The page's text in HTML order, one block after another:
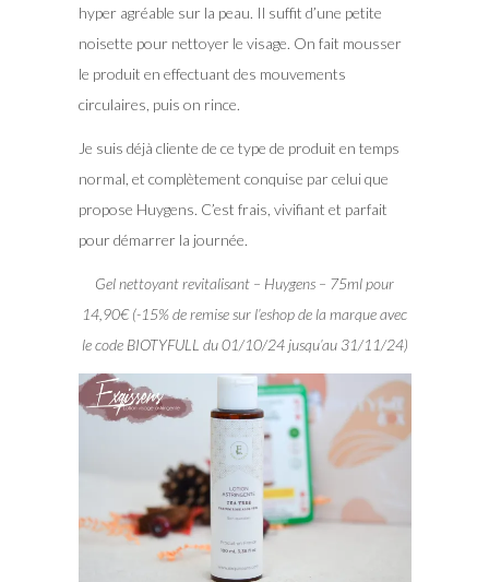
hyper agréable sur la peau. Il suffit d’une petite
noisette pour nettoyer le visage. On fait mousser
le produit en effectuant des mouvements
circulaires, puis on rince.
Je suis déjà cliente de ce type de produit en temps
normal, et complètement conquise par celui que
propose Huygens. C’est frais, vivifiant et parfait
pour démarrer la journée.
Gel nettoyant revitalisant – Huygens – 75ml pour
14,90€ (-15% de remise sur l’eshop de la marque avec
le code BIOTYFULL du 01/10/24 jusqu’au 31/11/24)